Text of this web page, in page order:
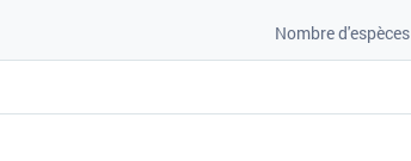
Nombre d'espèces